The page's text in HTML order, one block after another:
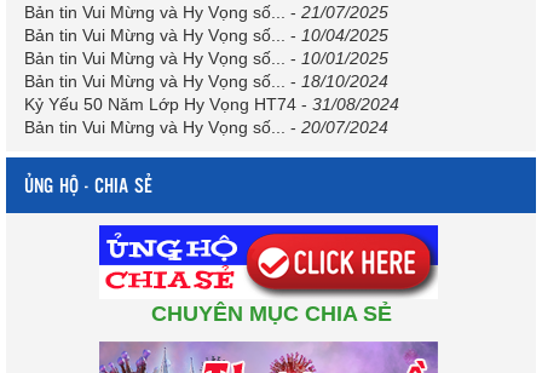
Bản tin Vui Mừng và Hy Vọng số...
- 21/07/2025
Bản tin Vui Mừng và Hy Vọng số...
- 10/04/2025
Bản tin Vui Mừng và Hy Vọng số...
- 10/01/2025
Bản tin Vui Mừng và Hy Vọng số...
- 18/10/2024
Kỷ Yếu 50 Năm Lớp Hy Vọng HT74 - 31/08/2024
Bản tin Vui Mừng và Hy Vọng số...
- 20/07/2024
ỦNG HỘ - CHIA SẺ
CHUYÊN MỤC CHIA SẺ